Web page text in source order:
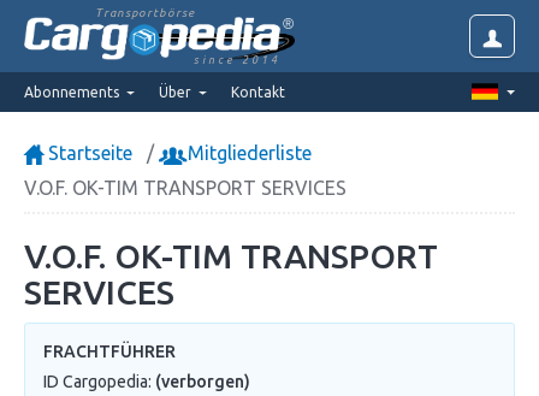
Transportbörse
since 2014
Abonnements Über Kontakt
Startseite
Mitgliederliste
V.O.F. OK-TIM TRANSPORT SERVICES
V.O.F. OK-TIM TRANSPORT
SERVICES
FRACHTFÜHRER
ID Cargopedia: (verborgen)